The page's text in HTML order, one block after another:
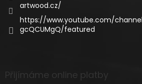
artwood.cz/
https://www.youtube.com/
gcQCUMgQ/featured
Přijímáme online platby